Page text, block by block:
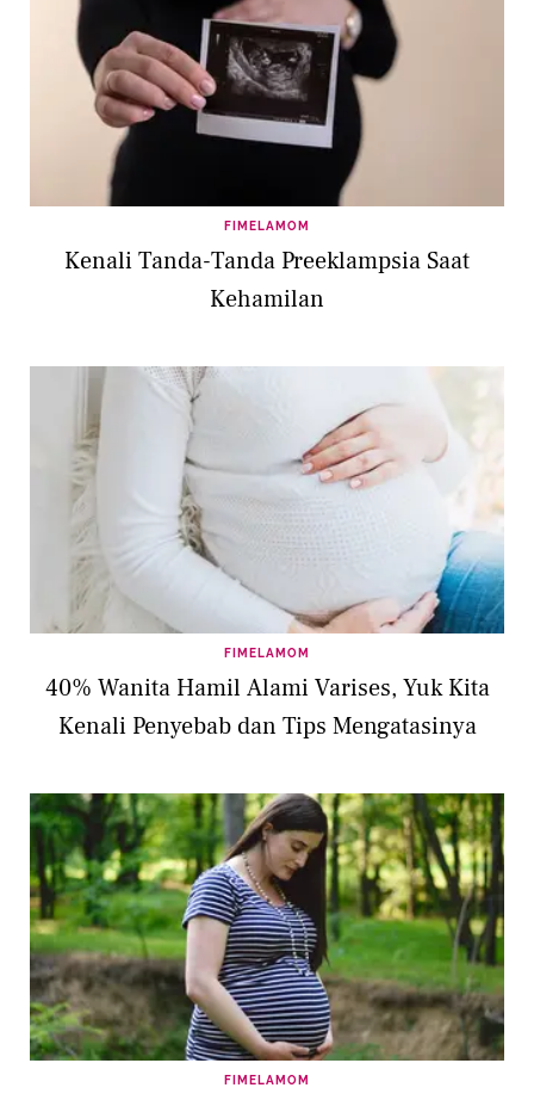
FIMELAMOM
Kenali Tanda-Tanda Preeklampsia Saat
Kehamilan
FIMELAMOM
40% Wanita Hamil Alami Varises, Yuk Kita
Kenali Penyebab dan Tips Mengatasinya
FIMELAMOM